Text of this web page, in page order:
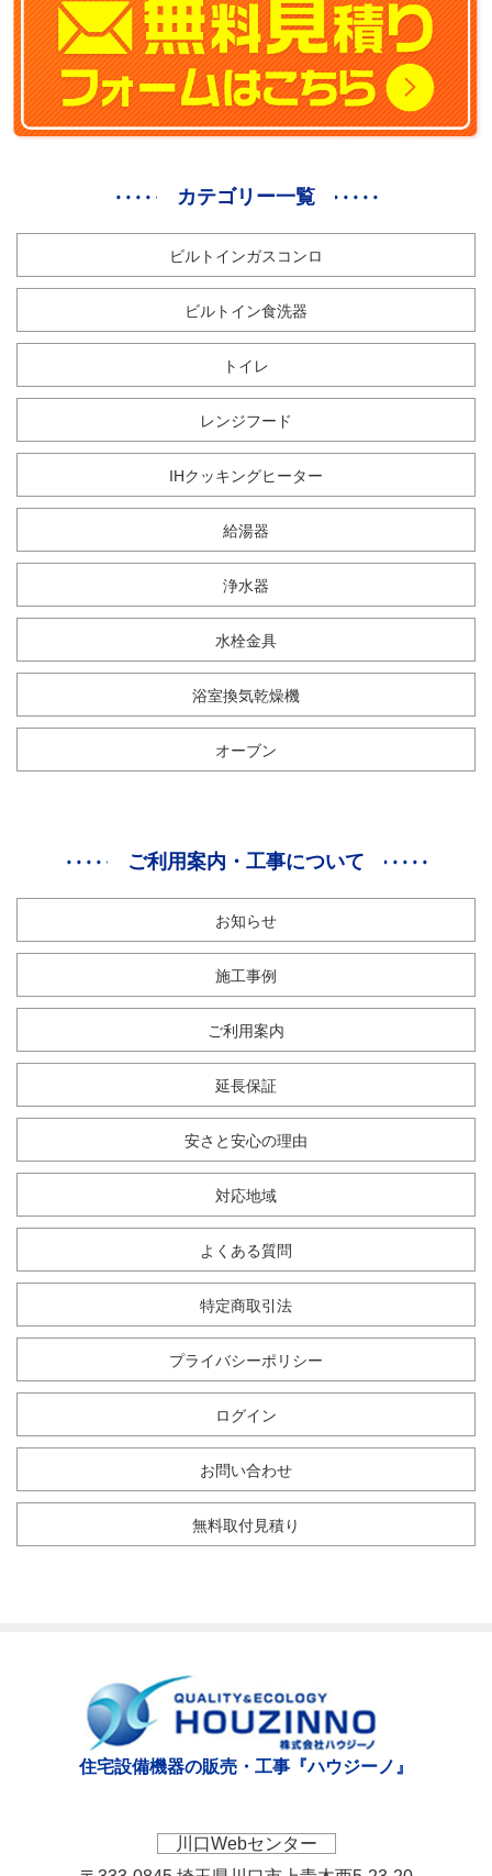
カテゴリー一覧
ビルトインガスコンロ
ビルトイン食洗器
トイレ
レンジフード
IHクッキングヒーター
給湯器
浄水器
水栓金具
浴室換気乾燥機
オーブン
ご利用案内・工事について
お知らせ
施工事例
ご利用案内
延長保証
安さと安心の理由
対応地域
よくある質問
特定商取引法
プライバシーポリシー
ログイン
お問い合わせ
無料取付見積り
住宅設備機器の販売・工事『ハウジーノ』
川口Webセンター